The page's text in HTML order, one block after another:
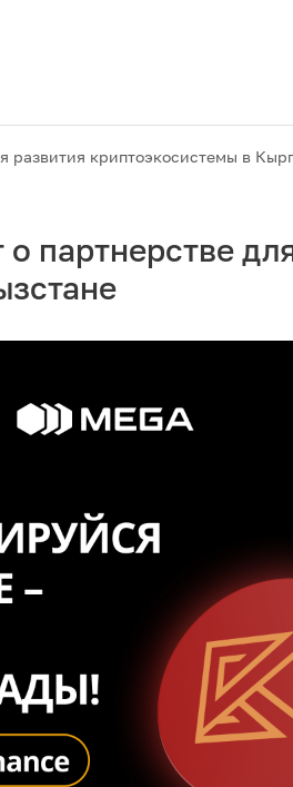
развития криптоэкосистемы в
партнерстве